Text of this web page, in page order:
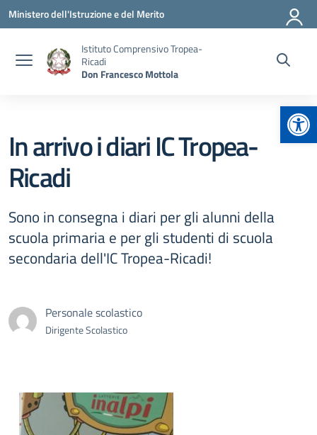
Vai ai contenuti
Vai al menu di navigazione
Vai al footer
Ministero dell'Istruzione e del Merito
Istituto Comprensivo Tropea-
Ricadi
Don Francesco Mottola
In arrivo i diari IC Tropea-
Ricadi
Sono in consegna i diari per gli alunni della
scuola primaria e per gli studenti di scuola
secondaria dell'IC Tropea-Ricadi!
Personale scolastico
Dirigente Scolastico